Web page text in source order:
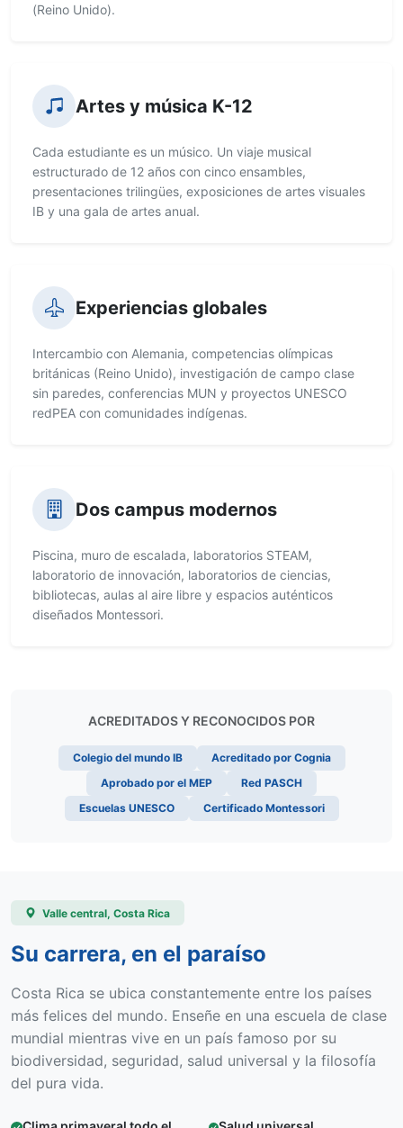
(Reino Unido).
Artes y música K-12
Cada estudiante es un músico. Un viaje musical
estructurado de 12 años con cinco ensambles,
presentaciones trilingües, exposiciones de artes visuales
IB y una gala de artes anual.
Experiencias globales
Intercambio con Alemania, competencias olímpicas
británicas (Reino Unido), investigación de campo clase
sin paredes, conferencias MUN y proyectos UNESCO
redPEA con comunidades indígenas.
Dos campus modernos
Piscina, muro de escalada, laboratorios STEAM,
laboratorio de innovación, laboratorios de ciencias,
bibliotecas, aulas al aire libre y espacios auténticos
diseñados Montessori.
ACREDITADOS Y RECONOCIDOS POR
Colegio del mundo IB
Acreditado por Cognia
Aprobado por el MEP
Red PASCH
Escuelas UNESCO
Certificado Montessori
Valle central, Costa Rica
Su carrera, en el paraíso
Costa Rica se ubica constantemente entre los países
más felices del mundo. Enseñe en una escuela de clase
mundial mientras vive en un país famoso por su
biodiversidad, seguridad, salud universal y la filosofía
del pura vida.